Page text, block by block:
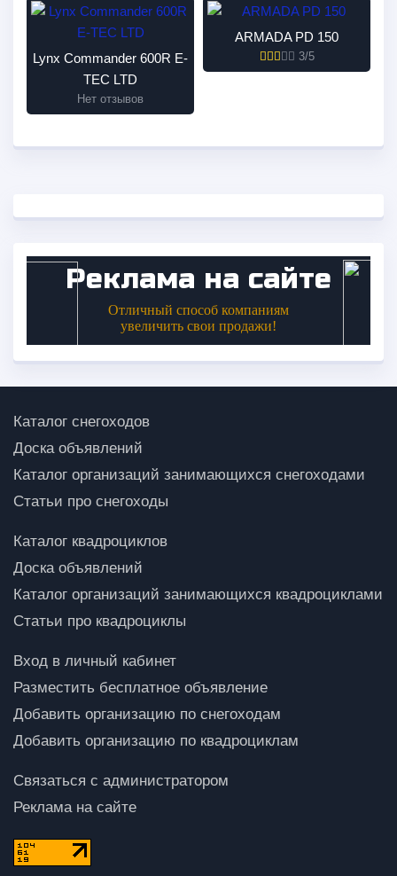
Lynx Commander 600R E-
TEC LTD
Нет отзывов
ARMADA PD 150
3/5
Каталог снегоходов
Доска объявлений
Каталог организаций занимающихся снегоходами
Статьи про снегоходы
Каталог квадроциклов
Доска объявлений
Каталог организаций занимающихся квадроциклами
Статьи про квадроциклы
Вход в личный кабинет
Разместить бесплатное объявление
Добавить организацию по снегоходам
Добавить организацию по квадроциклам
Связаться с администратором
Реклама на сайте